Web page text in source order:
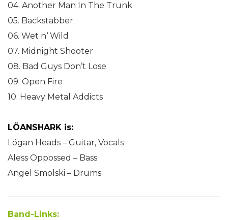
04. Another Man In The Trunk
05. Backstabber
06. Wet n‘ Wild
07. Midnight Shooter
08. Bad Guys Don’t Lose
09. Open Fire
10. Heavy Metal Addicts
LÖANSHARK is:
Lögan Heads – Guitar, Vocals
Aless Oppossed – Bass
Angel Smolski – Drums
Band-Links: